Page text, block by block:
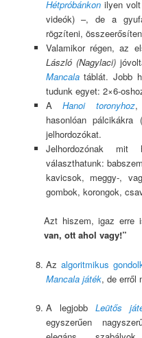
Hétpróbánkonilyen volt
videók) –, de a
rögzíteni,
Valamikor régen, az
László (Nagylaci)
Mancalatáblát. Jobb
tudunk egyet: 2×6-
AHanoi toronyhoz,
hasonlóan
jelhordozókat.
Jelhordozónak mit
választhatunk:
kavicsok, meggy-,
gombok, korongok,
Azt hiszem, igaz erre
van, ott ahol vagy!”
Az algoritmikus
Mancala játék, de erről
A legjobb Leütős
egyszerűen